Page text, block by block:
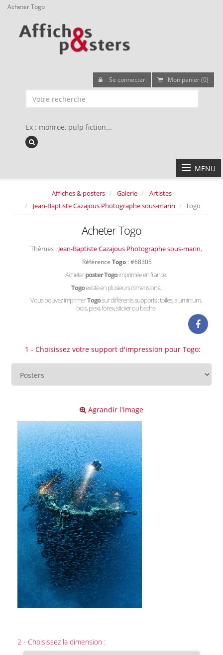
Acheter Togo
Se connecter Mon panier (0)
Ex : monroe, pulp fiction...
MENU
Affiches & posters Galerie
Artistes
Jean-Baptiste Cazajous Photographe sous-marin
Togo
Acheter Togo
Thèmes : Jean-Baptiste Cazajous Photographe sous-marin,
Référence Togo : #68305
Acheterposter Togoimprimée en france.
Togoexiste en plusieurs dimensions.
Vous pouvez imprimerTogosur différents supports : toiles, aluminium,
bois, plexi, forex, sticker ou bache.
1 - Choisissez votre support d'impression pour Togo:
Agrandir l'image
2 - Choisissez la dimension :